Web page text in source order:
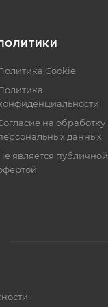
в
и средних
Cookie
на обработку
данных
является публичной